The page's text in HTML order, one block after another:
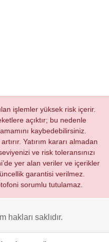
işlemler yüksek risk içerir.
açıktır; bu nedenle
kaybedebilirsiniz.
Yatırım kararı almadan
ve risk toleransınızı
yer alan veriler ve içerikler
garantisi verilmez.
sorumlu tutulamaz.
hakları saklıdır.